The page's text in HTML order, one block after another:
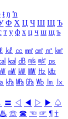
ŧ ŋ ŉ
Ф Х Ц Ч Ш Щ Ъ
т у ф х ц ч ш щ ъ
ℓ ㎘ ㏄ ㎣ ㎤ ㎥ ㎦
㎉ ㏈ ㎧ ㎨ ㎰
㎽ ㎾ ㎿ ㎐ ㎑
㎪ ㎫ ㎬ ㏝ ㏐
㏓
〓 ◁ ◀ ▷ ▶ ♤
♨ ☏ ☎ ☜ ☞ ¶ †